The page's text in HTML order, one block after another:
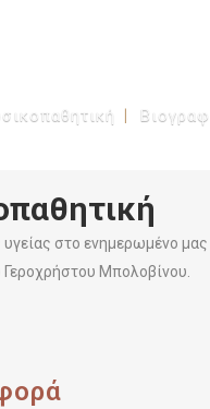
στο ενημερωμένο
Μπολοβίνου.